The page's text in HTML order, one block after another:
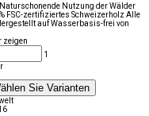
Nutzung der Wälder
FSC-zertifiziertes Schweizerholz Alle
auf Wasserbasis-frei von
zeigen
1
Sie Varianten